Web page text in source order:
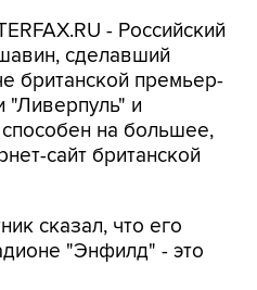
- Российский
сделавший
британской премьер-
"Ливерпуль" и
на большее,
сайт британской
сказал, что его
"Энфилд" - это